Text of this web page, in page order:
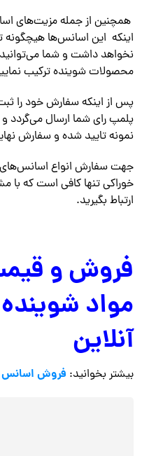
همچنین از جمله مزیت‌های
اینکه این اسانس‌ها
نخواهد داشت و شما می‌توانید
محصولات شوینده ترکیب
پس از اینکه سفارش خود را
پلمپ رای شما ارسال می‌گردد
نمونه تایید شده و سفارش
جهت سفارش انواع
خوراکی تنها کافی است که
ارتباط بگیرید.
فروش و
مواد
آنلاین
بیشتر بخوانید: فروش اسانس